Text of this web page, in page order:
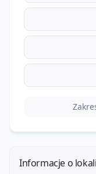
Informacje o